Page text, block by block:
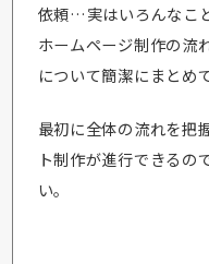
依頼…実はいろんなこ
ホームページ制作の流
について簡潔にまとめ
最初に全体の流れを把
ト制作が進行できるの
い。